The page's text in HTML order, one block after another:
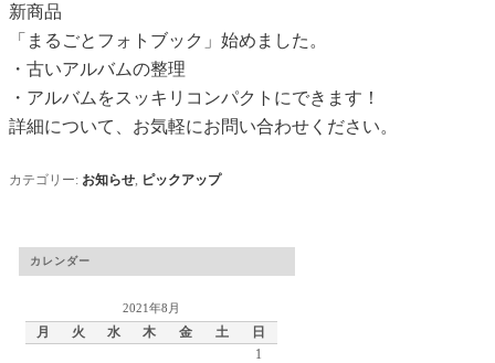
新商品
「まるごとフォトブック」始めました。
・古いアルバムの整理
・アルバムをスッキリコンパクトにできます！
詳細について、お気軽にお問い合わせください。
カテゴリー: お知らせ ピックアップ
カレンダー
2021年8月
月 火 水 木 金 土
日
1